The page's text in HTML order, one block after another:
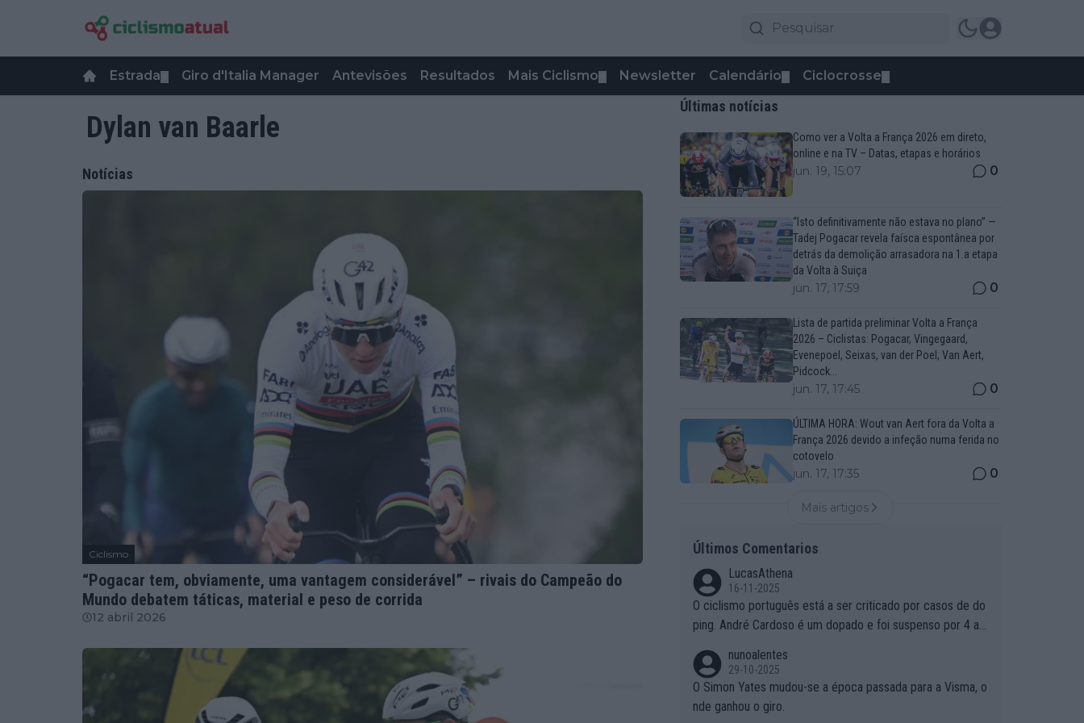
Estrada Giro d'Italia Manager Antevisões Resultados Mais Ciclismo Newsletter Calendário Ciclocrosse
Dylan van Baarle
Notícias
Ciclismo
“Pogacar tem, obviamente, uma vantagem considerável” – rivais do Campeão do
Mundo debatem táticas, material e peso de corrida
12 abril 2026
Últimas notícias
Como ver a Volta a França 2026 em direto,
online e na TV – Datas, etapas e horários
jun. 19, 15:07 0
“Isto definitivamente não estava no plano” —
Tadej Pogacar revela faísca espontânea por
detrás da demolição arrasadora na 1.a etapa
da Volta à Suiça
jun. 17, 17:59 0
Lista de partida preliminar Volta a França
2026 – Ciclistas: Pogacar, Vingegaard,
Evenepoel, Seixas, van der Poel, Van Aert,
Pidcock...
jun. 17, 17:45 0
ÚLTIMA HORA: Wout van Aert fora da Volta a
França 2026 devido a infeção numa ferida no
cotovelo
jun. 17, 17:35 0
Mais artigos
Últimos Comentarios
LucasAthena
16-11-2025
O ciclismo português está a ser criticado por casos de do
ping. André Cardoso é um dopado e foi suspenso por 4 an
de um dopado?
nunoalentes
29-10-2025
O Simon Yates mudou-se a época passada para a Visma, o
nde ganhou o giro.